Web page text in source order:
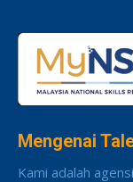
Mengenai
Kami adalah